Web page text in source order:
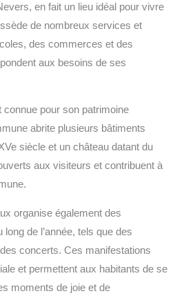
en fait un lieu idéal pour vivre
de nombreux services et
des commerces et des
aux besoins de ses
pour son patrimoine
abrite plusieurs bâtiments
siècle et un château datant du
aux visiteurs et contribuent à
organise également des
de l’année, tels que des
concerts. Ces manifestations
et permettent aux habitants de se
moments de joie et de